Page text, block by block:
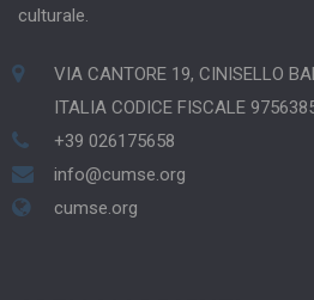
culturale.
VIA CANTORE 19, CINISELLO
ITALIA CODICE FISCALE
+39 026175658
info@cumse.org
cumse.org